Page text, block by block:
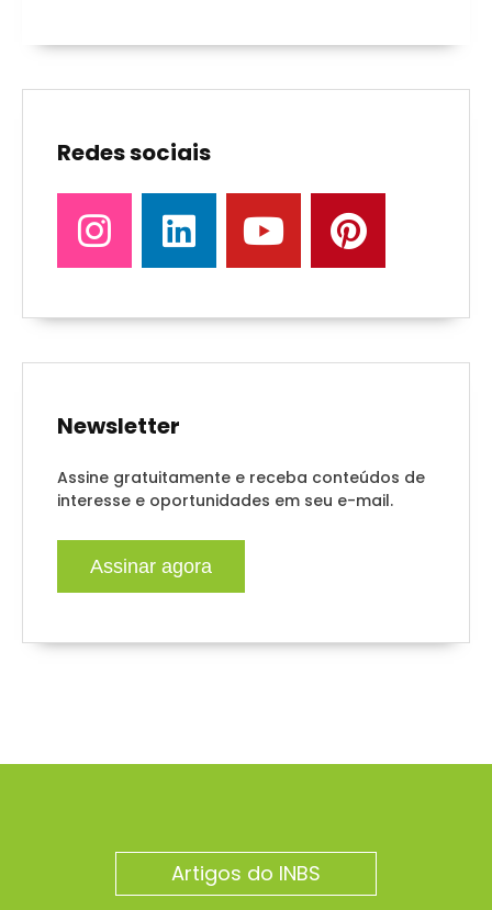
Redes sociais
Newsletter
Assine gratuitamente e receba conteúdos de
interesse e oportunidades em seu e-mail.
Assinar agora
Artigos do INBS